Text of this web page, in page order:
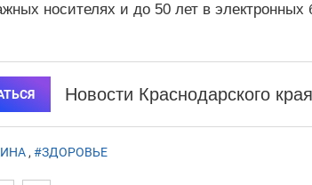
носителях и до 50 лет в
Новости Краснодарского края
, #ЗДОРОВЬЕ